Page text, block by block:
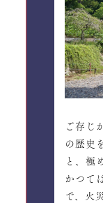
ご存じ
の歴史
と、極
かつて
で、火